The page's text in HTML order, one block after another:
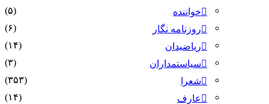
خواننده
(۵)
روزنامه نگار
(۶)
ریاضیدان
(۱۴)
سیاستمداران
(۳)
شعرا
(۳۵۳)
عارف
(۱۴)